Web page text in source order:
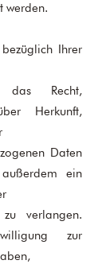
werden.
Ihrer
Recht,
Herkunft,
Daten
ein
verlangen.
zur